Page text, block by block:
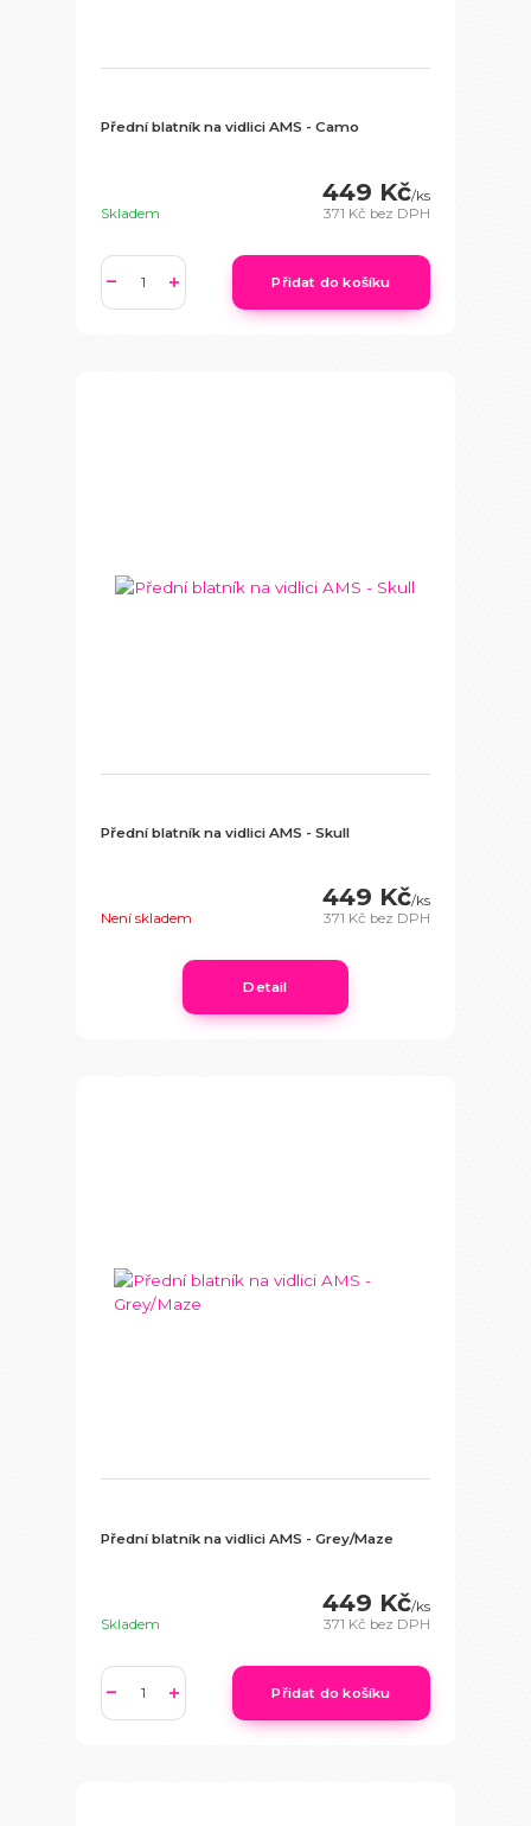
Přední blatník na vidlici AMS - Camo
449 Kč/ks
371 Kč bez DPH
Skladem
Přidat do košíku
Přední blatník na vidlici AMS - Skull
449 Kč/ks
371 Kč bez DPH
Není skladem
Detail
Přední blatník na vidlici AMS - Grey/Maze
449 Kč/ks
371 Kč bez DPH
Skladem
Přidat do košíku